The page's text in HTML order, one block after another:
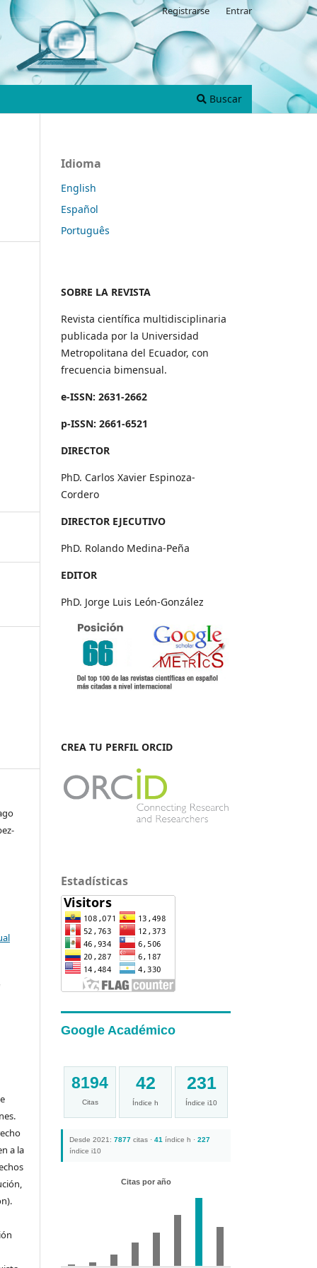
Buscar
Registrarse Entrar
a la
Idioma
English
Español
Português
SOBRE LA REVISTA
Revista científica multidisciplinaria
publicada por la Universidad
Metropolitana del Ecuador, con
frecuencia bimensual.
e-ISSN: 2631-2662
p-ISSN: 2661-6521
DIRECTOR
PhD. Carlos Xavier Espinoza-
Cordero
DIRECTOR EJECUTIVO
PhD. Rolando Medina-Peña
EDITOR
PhD. Jorge Luis León-González
CREA TU PERFIL ORCID
Estadísticas
Google Académico
8194
Citas
42
Índice h
231
Índice i10
Desde 2021: 7877 citas · 41 índice h · 227
índice i10
Citas por año